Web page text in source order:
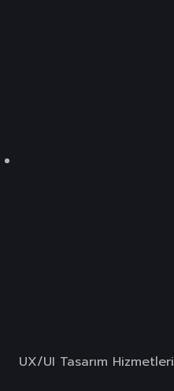
UX/UI Tasarım Hizmetleri